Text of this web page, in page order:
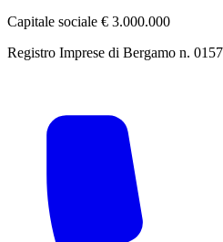
Capitale sociale € 3.000.000
Registro Imprese di Bergamo n.